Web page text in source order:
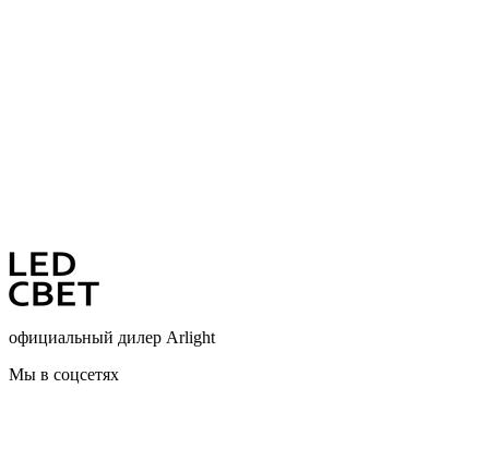
официальный дилер Arlight
Мы в соцсетях